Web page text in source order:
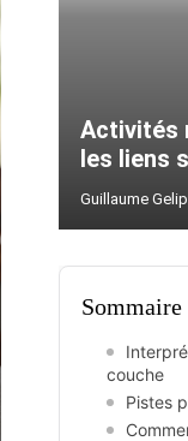
Activités
les liens
Guillaume
Sommaire
couche
Pistes